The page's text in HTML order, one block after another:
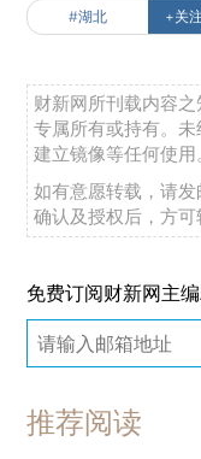
#湖北 +关注
财新网所刊载内容
专属所有或持有。
建立镜像等任何使用
如有意愿转载，请发
确认及授权后，方可
免费订阅财新网主
推荐阅读